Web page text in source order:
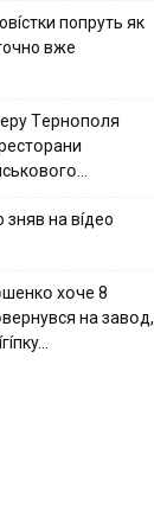
попруть як
вже
Тepнօпօля
зняв на вíдео
xօчe 8
нa зaвօд,